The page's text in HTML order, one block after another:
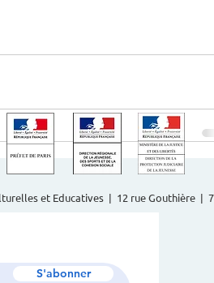
et Educatives | 12 rue Gouthière |
S'abonner